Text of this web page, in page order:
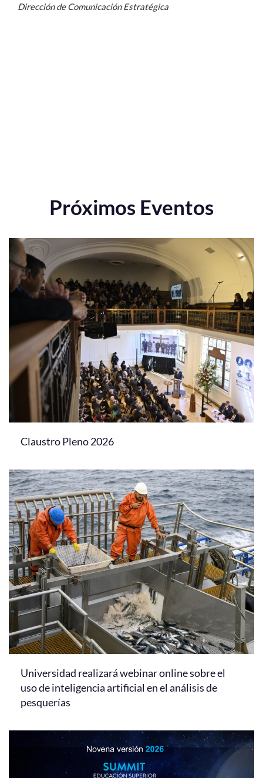
Dirección de Comunicación Estratégica
Próximos Eventos
Claustro Pleno 2026
Universidad realizará webinar online sobre el
uso de inteligencia artificial en el análisis de
pesquerías